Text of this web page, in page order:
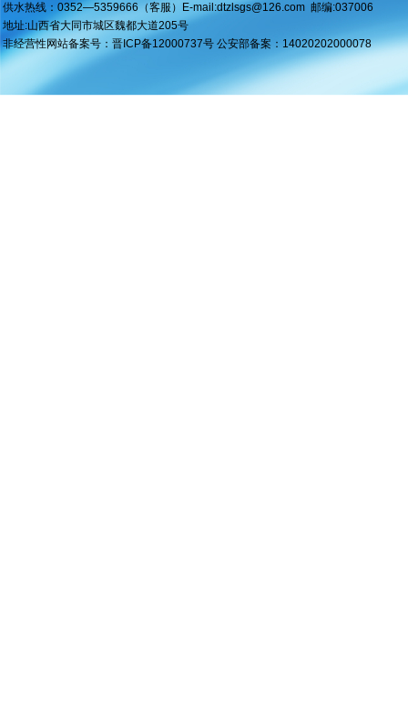
供水热线：0352—5359666（客服）
E-mail:dtzlsgs@126.com 邮编:037006
地址:山西省大同市城区魏都大道205号
非经营性网站备案号： 晋ICP备12000737号 公安部备案： 14020202000078